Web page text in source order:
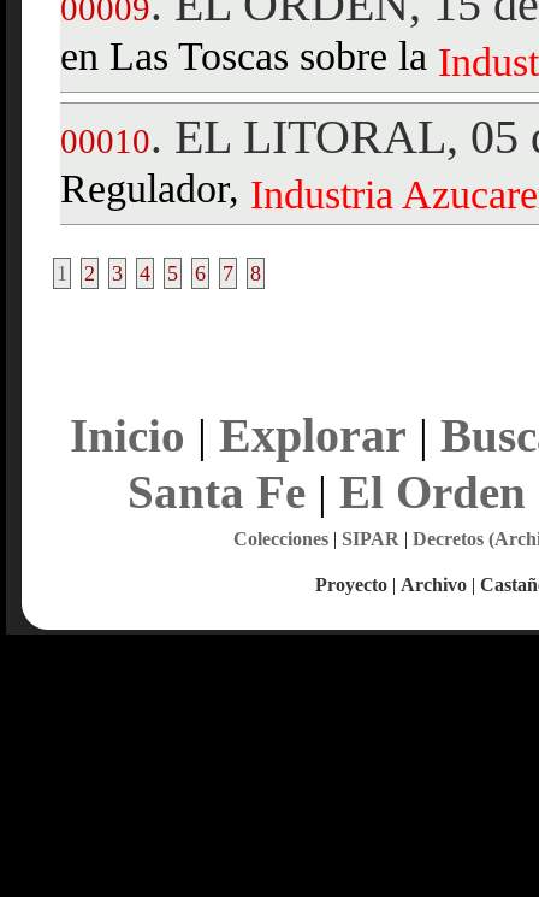
00009
en Las Toscas sobre la
00010. EL LITORAL, 05
Regulador, Industria
1 2 3 4 5 6 7 8
Inicio | Explorar |
Santa Fe| El Orden
Colecciones| SIPAR | Decretos
Proyecto | Archivo |